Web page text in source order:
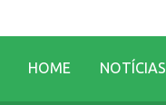
HOME NOTÍCIAS